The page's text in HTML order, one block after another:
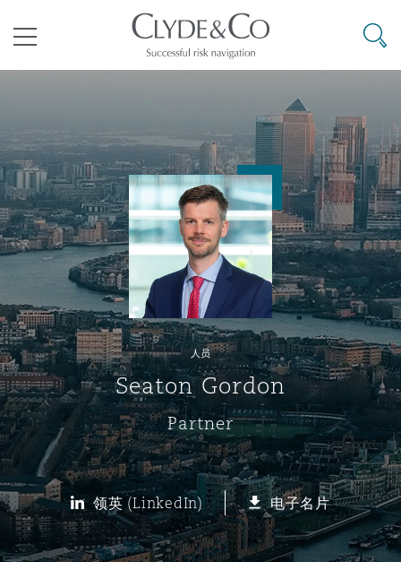
空 Business Jets
Carrier Liability
Commerical Dispute
Debt Recovery
Emergency Response & Crisis
Management
Finance & Leasing
业与咨询
商业
公司
企业、商业与合规保险
数据保护与隐私权
劳动、养老金和移民n
金融
议解决
Commercial Arbitration
Commercial Disputes
Commercial Litigation
源、海洋与贸易
Energy & Natural Resources
Marine
Trade & Commodities
险和再保险
Bermuda Form
Casualty
Corporate, Commercial &
Insurance
Cyber Risk
Employers' & Public Liability
Employment Practices
目和建筑工程
Construction Disputes
环境保护法
基础设施
PPP/PFI
Public Procurement
房地产
Anti-Bribery & Corruption
Compliance
External Investigations
Financial Services
Fraud & White-Collar Crime
Internal Investigations
候变化
Code
& Co Newton - 解锁智能索赔新模式
议融资
Eco Audit
罗
普敦
累斯萨拉姆
翰内斯堡
罗比 – 联营办公室
谷
京
里斯班
庆
港
隆坡 – 联营办公室
拉加斯
西哥城
约热内卢
地亚哥 – 联营办公室
保罗
布扎比
罗
哈
拜
达
雅得
特兰大
士顿
尔加里
加哥
拉斯
佛
伯丁
尔法斯特
明翰
里斯托尔
里
柏林（圣史蒂芬绿地大厦）
目录
其礼律所事务所
搜寻
人员
Seaton Gordon
Partner
领英 (LinkedIn) 电子名片
选择所需部分